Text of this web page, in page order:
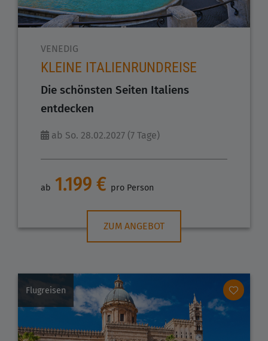
VENEDIG
KLEINE ITALIENRUNDREISE
Die schönsten Seiten Italiens
entdecken
ab So. 28.02.2027 (7 Tage)
ab 1.199 € pro Person
ZUM ANGEBOT
Flugreisen